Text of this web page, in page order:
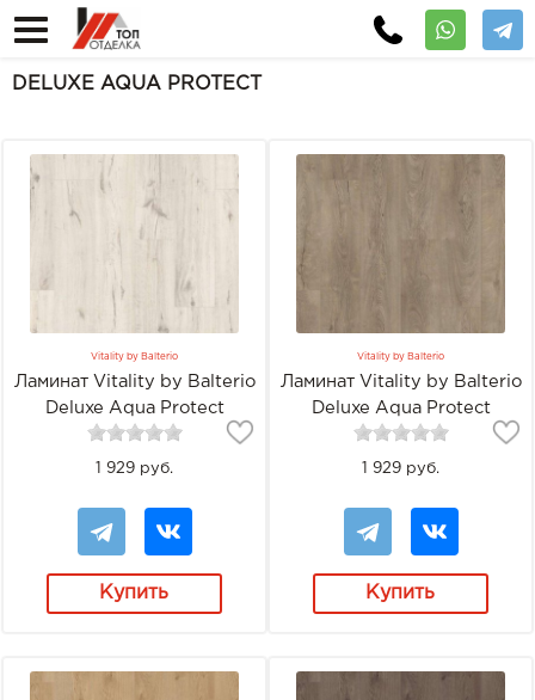
DELUXE AQUA PROTECT
Vitality by Balterio
Ламинат Vitality by Balterio
Deluxe Aqua Protect
DEV00210AP Дуб облачный
1 929 руб.
Купить
Vitality by Balterio
Ламинат Vitality by Balterio
Deluxe Aqua Protect
DEV00213AP Дуб Суми
1 929 руб.
Купить